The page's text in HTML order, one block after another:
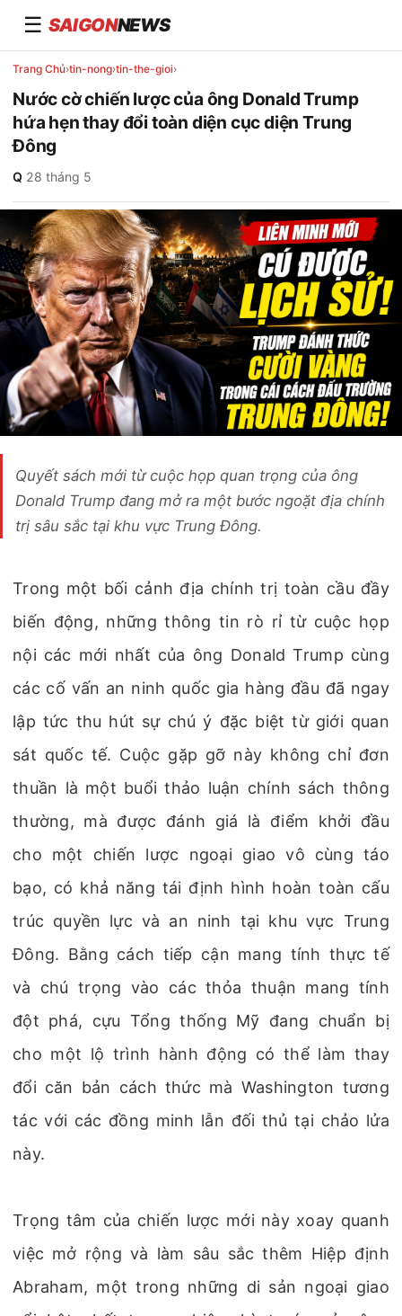
☰ SAIGONNEWS
Trang Chủ›tin-nong›tin-the-gioi›
Nước cờ chiến lược của ông Donald Trump
hứa hẹn thay đổi toàn diện cục diện Trung
Đông
Q·28 tháng 5
Quyết sách mới từ cuộc họp quan trọng của ông
Donald Trump đang mở ra một bước ngoặt địa chính
trị sâu sắc tại khu vực Trung Đông.
Trong một bối cảnh địa chính trị toàn cầu đầy
biến động, những thông tin rò rỉ từ cuộc họp
nội các mới nhất của ông Donald Trump cùng
các cố vấn an ninh quốc gia hàng đầu đã ngay
lập tức thu hút sự chú ý đặc biệt từ giới quan
sát quốc tế. Cuộc gặp gỡ này không chỉ đơn
thuần là một buổi thảo luận chính sách thông
thường, mà được đánh giá là điểm khởi đầu
cho một chiến lược ngoại giao vô cùng táo
bạo, có khả năng tái định hình hoàn toàn cấu
trúc quyền lực và an ninh tại khu vực Trung
Đông. Bằng cách tiếp cận mang tính thực tế
và chú trọng vào các thỏa thuận mang tính
đột phá, cựu Tổng thống Mỹ đang chuẩn bị
cho một lộ trình hành động có thể làm thay
đổi căn bản cách thức mà Washington tương
tác với các đồng minh lẫn đối thủ tại chảo lửa
này.
Trọng tâm của chiến lược mới này xoay quanh
việc mở rộng và làm sâu sắc thêm Hiệp định
Abraham, một trong những di sản ngoại giao